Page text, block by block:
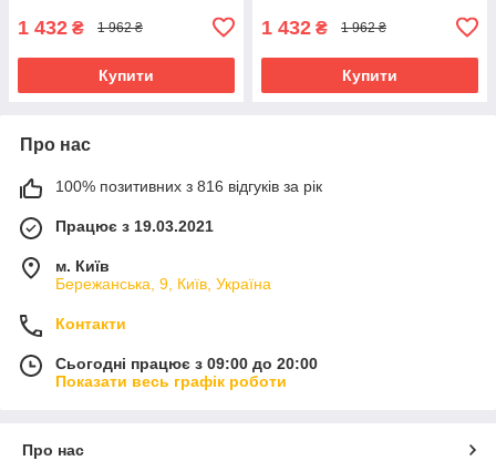
1 432 ₴ 1 962 ₴
Купити
1 432 ₴ 1 962 ₴
Купити
Про нас
100% позитивних з 816 відгуків за рік
Працює з 19.03.2021
м. Київ
Бережанська, 9, Київ, Україна
Контакти
Сьогодні працює з 09:00 до 20:00
Показати весь графік роботи
Про нас